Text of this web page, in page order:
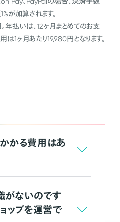
が加算されます。
年払いは、12ヶ月まとめてのお支
は1ヶ月あたり19,980円となります。
かる費用はあ
がないのです
ップを運営で